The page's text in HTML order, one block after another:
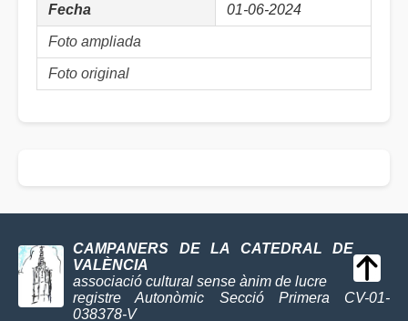
Fecha 01-06-2024
Foto ampliada
Foto original
CAMPANERS DE LA CATEDRAL DE
VALÈNCIA
associació cultural sense ànim de lucre
registre Autonòmic Secció Primera CV-01-
038378-V